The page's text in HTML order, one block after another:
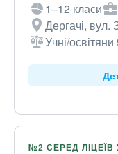
1–12 класи
Дергачі, вул.
Учні/освітяни
№2 СЕРЕД ЛІЦЕЇВ